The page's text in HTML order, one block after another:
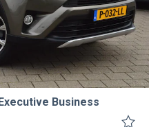
Business